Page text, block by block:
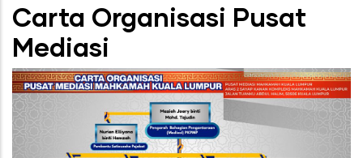
Carta Organisasi Pusat
Mediasi